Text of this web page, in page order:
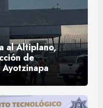
al Altiplano,
de